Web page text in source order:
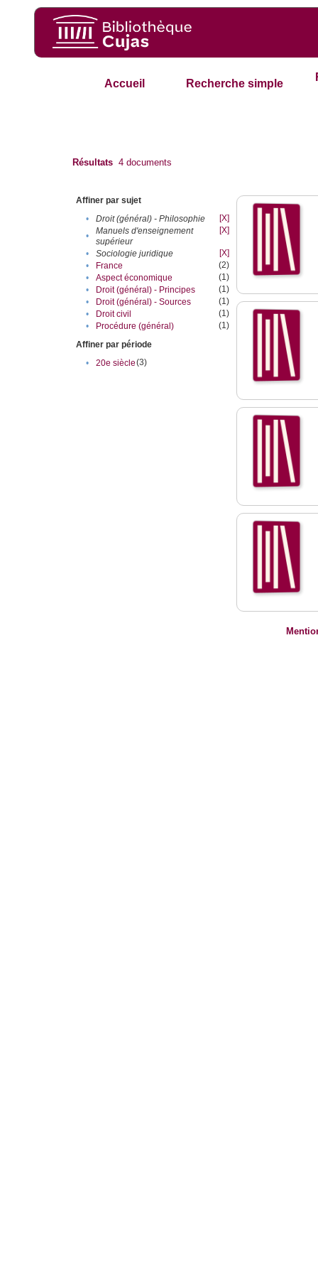
Accueil Recherche simple
Résultats 4 documents
Affiner par sujet
•
Droit (général) - Philosophie
[X]
•
Manuels d'enseignement
supérieur
[X]
• Sociologie juridique
[X]
•
France
(2)
•
Aspect économique
(1)
•
Droit (général) - Principes
(1)
•
Droit (général) - Sources
(1)
•
Droit civil
(1)
•
Procédure (général)
(1)
Affiner par période
•
20e siècle(3)